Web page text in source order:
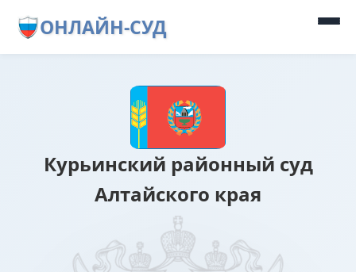
ОНЛАЙН-СУД
Курьинский районный суд
Алтайского края